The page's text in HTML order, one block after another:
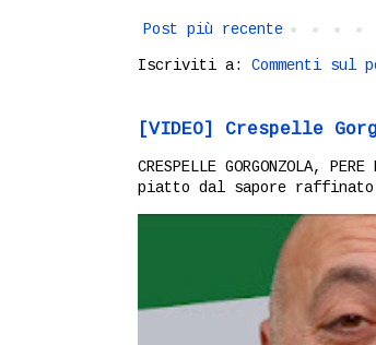
Post più recente
Iscriviti a: Commenti sul
[VIDEO] Crespelle
CRESPELLE GORGONZOLA,
piatto dal sapore